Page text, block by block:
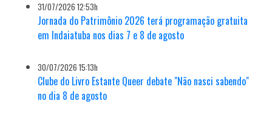
31/07/2026 12:53h
Jornada do Patrimônio 2026 terá programação gratuita
em Indaiatuba nos dias 7 e 8 de agosto
30/07/2026 15:13h
Clube do Livro Estante Queer debate "Não nasci sabendo"
no dia 8 de agosto